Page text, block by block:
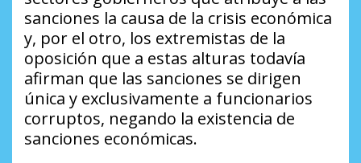
sanciones la causa de la crisis económica
y, por el otro, los extremistas de la
oposición que a estas alturas todavía
afirman que las sanciones se dirigen
única y exclusivamente a funcionarios
corruptos, negando la existencia de
sanciones económicas.